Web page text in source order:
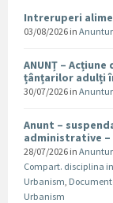
Intreruperi
03/08/2026 in
ANUNȚ –
țânțarilor adulți
30/07/2026 in
Anunt –
administrative –
28/07/2026 in
Compart. disciplina
Urbanism,
Urbanism